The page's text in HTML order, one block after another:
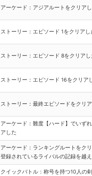
アーケード：アジアルートをクリア
ストーリー：エピソード 1をクリアし
ストーリー：エピソード 8をクリアし
ストーリー：エピソード 16をクリア
ストーリー：最終エピソードをクリ
アーケード：難度【ハード】でいず
アした
アーケード：ランキングルートをク
登録されているライバルの記録を越
クイックバトル：称号を持つ10人の